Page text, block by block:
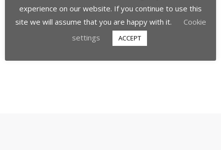
experience on our website. If you continue to use this
site we will assume that you are happy with it.
Cookie
settings
ACCEPT